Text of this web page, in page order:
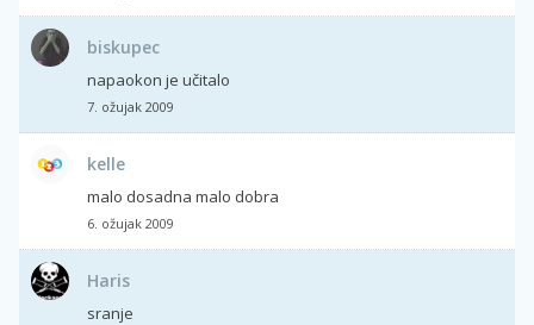
biskupec
napaokon je učitalo
7. ožujak 2009
kelle
malo dosadna malo dobra
6. ožujak 2009
Haris
sranje